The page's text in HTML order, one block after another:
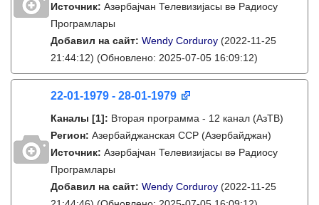
Источник: Азәрбајҹан Телевизијасы вә Радиосу
Програмлары
Добавил на сайт: Wendy Corduroy (2022-11-25
21:44:12) (Обновлено: 2025-07-05 16:09:12)
22-01-1979 - 28-01-1979
Каналы [1]: Вторая программа - 12 канал (АзТВ)
Регион: Азербайджанская ССР (Азербайджан)
Источник: Азәрбајҹан Телевизијасы вә Радиосу
Програмлары
Добавил на сайт: Wendy Corduroy (2022-11-25